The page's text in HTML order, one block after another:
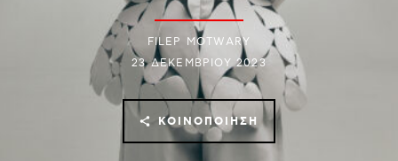
FILEP MOTWARY
23 ΔΕΚΕΜΒΡΊΟΥ 2023
ΚΟΙΝΟΠΟΊΗΣΗ